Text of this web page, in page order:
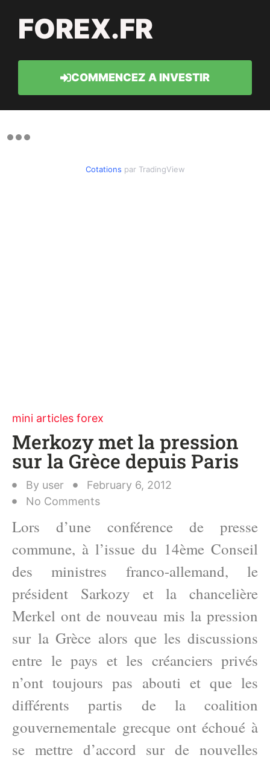
FOREX.FR
COMMENCEZ A INVESTIR
Cotations par TradingView
mini articles forex
Merkozy met la pression
sur la Grèce depuis Paris
By user
February 6, 2012
No Comments
Lors d’une conférence de presse
commune, à l’issue du 14ème Conseil
des ministres franco-allemand, le
président Sarkozy et la chancelière
Merkel ont de nouveau mis la pression
sur la Grèce alors que les discussions
entre le pays et les créanciers privés
n’ont toujours pas abouti et que les
différents partis de la coalition
gouvernementale grecque ont échoué à
se mettre d’accord sur de nouvelles